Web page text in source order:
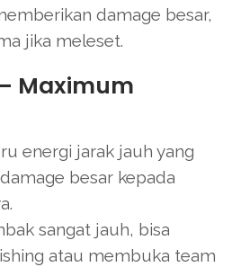
damage besar,
jika meleset.
Maximum
energi jarak jauh yang
besar kepada
sangat jauh, bisa
atau membuka team